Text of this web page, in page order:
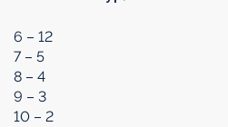
6 – 12
7 – 5
8 – 4
9 – 3
10 – 2